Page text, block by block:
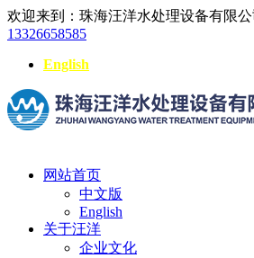
欢迎来到：珠海汪洋水处理设备有限公
13326658585
English
网站首页
中文版
English
关于汪洋
企业文化